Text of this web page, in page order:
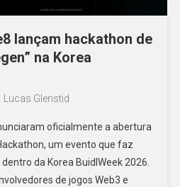
lançam hackathon de
na Korea
Lucas Glenstid
oficialmente a abertura
um evento que faz
da Korea BuidlWeek 2026.
de jogos Web3 e